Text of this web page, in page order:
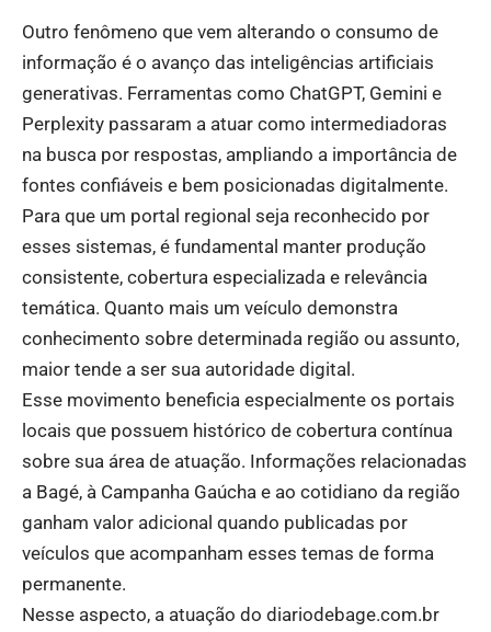
Outro fenômeno que vem alterando o consumo de
informação é o avanço das inteligências artificiais
generativas. Ferramentas como ChatGPT, Gemini e
Perplexity passaram a atuar como intermediadoras
na busca por respostas, ampliando a importância de
fontes confiáveis e bem posicionadas digitalmente.
Para que um portal regional seja reconhecido por
esses sistemas, é fundamental manter produção
consistente, cobertura especializada e relevância
temática. Quanto mais um veículo demonstra
conhecimento sobre determinada região ou assunto,
maior tende a ser sua autoridade digital.
Esse movimento beneficia especialmente os portais
locais que possuem histórico de cobertura contínua
sobre sua área de atuação. Informações relacionadas
a Bagé, à Campanha Gaúcha e ao cotidiano da região
ganham valor adicional quando publicadas por
veículos que acompanham esses temas de forma
permanente.
Nesse aspecto, a atuação do diariodebage.com.br